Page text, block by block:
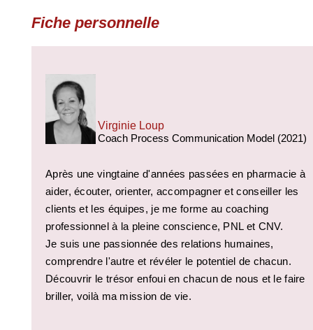
Fiche personnelle
Virginie Loup
Coach Process Communication Model (2021)
Après une vingtaine d'années passées en pharmacie à
aider, écouter, orienter, accompagner et conseiller les
clients et les équipes, jeme forme au coaching
professionnel à la pleine conscience, PNL et CNV.
Je suis une passionnée des relations humaines,
comprendre l'autre et révéler le potentiel de chacun.
Découvrir le trésor enfoui en chacun de nous et le faire
briller, voilà ma mission de vie.